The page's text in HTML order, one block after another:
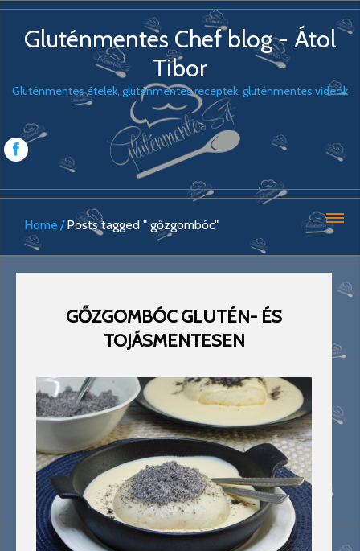
Gluténmentes Chef blog - Átol
Tibor
Gluténmentes ételek, gluténmentes receptek, gluténmentes videók
Home Posts tagged " gőzgombóc"
GŐZGOMBÓC GLUTÉN- ÉS
TOJÁSMENTESEN